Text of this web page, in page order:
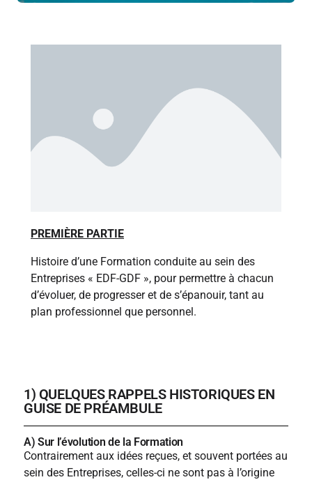
PREMIÈRE PARTIE
Histoire d’une Formation conduite au sein des
Entreprises « EDF-GDF », pour permettre à chacun
d’évoluer, de progresser et de s’épanouir, tant au
plan professionnel que personnel.
1) QUELQUES RAPPELS HISTORIQUES EN
GUISE DE PRÉAMBULE
A) Sur l’évolution de la Formation
Contrairement aux idées reçues, et souvent portées au
sein des Entreprises, celles-ci ne sont pas à l’origine